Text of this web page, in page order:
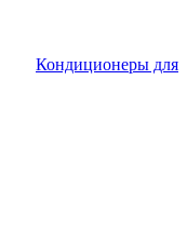
Кондиционеры для